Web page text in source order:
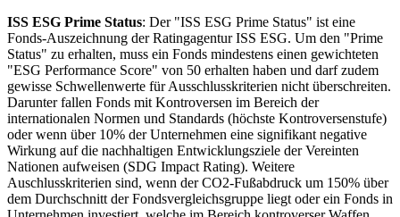
ISS ESG Prime Status: Der "ISS ESG Prime Status" ist eine
Fonds-Auszeichnung der Ratingagentur ISS ESG. Um den "Prime
Status" zu erhalten, muss ein Fonds mindestens einen gewichteten
"ESG Performance Score" von 50 erhalten haben und darf zudem
gewisse Schwellenwerte für Ausschlusskriterien nicht überschreiten.
Darunter fallen Fonds mit Kontroversen im Bereich der
internationalen Normen und Standards (höchste Kontroversenstufe)
oder wenn über 10% der Unternehmen eine signifikant negative
Wirkung auf die nachhaltigen Entwicklungsziele der Vereinten
Nationen aufweisen (SDG Impact Rating). Weitere
Auschlusskriterien sind, wenn der CO2-Fußabdruck um 150% über
dem Durchschnitt der Fondsvergleichsgruppe liegt oder ein Fonds in